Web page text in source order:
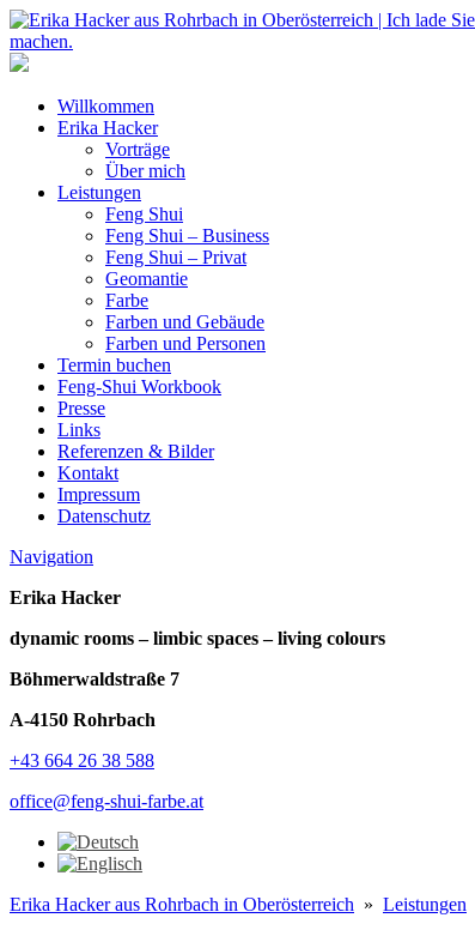
Willkommen
Erika Hacker
Vorträge
Über mich
Leistungen
Feng Shui
Feng Shui – Business
Feng Shui – Privat
Geomantie
Farbe
Farben und Gebäude
Farben und Personen
Termin buchen
Feng-Shui Workbook
Presse
Links
Referenzen & Bilder
Kontakt
Impressum
Datenschutz
Navigation
Erika Hacker
dynamic rooms – limbic spaces – living colours
Böhmerwaldstraße 7
A-4150 Rohrbach
+43 664 26 38 588
office@feng-shui-farbe.at
Erika Hacker aus Rohrbach in Oberösterreich » Leistungen